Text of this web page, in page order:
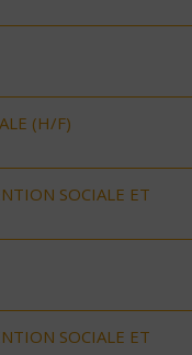
(H/F)
SOCIALE ET
SOCIALE ET